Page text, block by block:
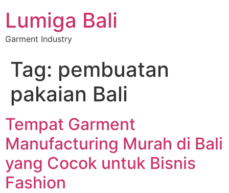
Lumiga Bali
Garment Industry
Tag: pembuatan
pakaian Bali
Tempat Garment
Manufacturing Murah di Bali
yang Cocok untuk Bisnis
Fashion